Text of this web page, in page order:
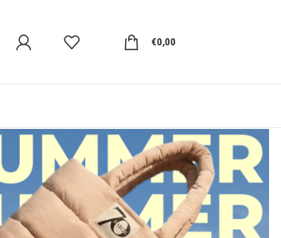
€0,00